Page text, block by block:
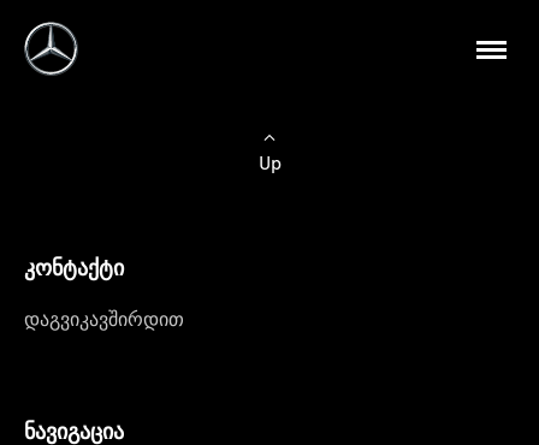
Up
კონტაქტი
დაგვიკავშირდით
ნავიგაცია